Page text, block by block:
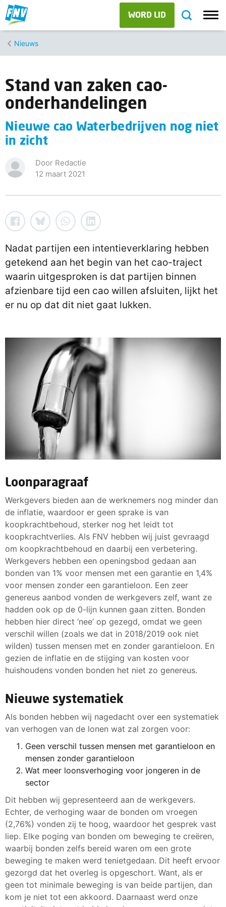
WORD LID
Nieuws
Stand van zaken cao-
onderhandelingen
Nieuwe cao Waterbedrijven nog niet
in zicht
Door Redactie
12 maart 2021
Nadat partijen een intentieverklaring hebben
getekend aan het begin van het cao-traject
waarin uitgesproken is dat partijen binnen
afzienbare tijd een cao willen afsluiten, lijkt het
er nu op dat dit niet gaat lukken.
Loonparagraaf
Werkgevers bieden aan de werknemers nog minder dan
de inflatie, waardoor er geen sprake is van
koopkrachtbehoud, sterker nog het leidt tot
koopkrachtverlies. Als FNV hebben wij juist gevraagd
om koopkrachtbehoud en daarbij een verbetering.
Werkgevers hebben een openingsbod gedaan aan
bonden van 1% voor mensen met een garantie en 1,4%
voor mensen zonder een garantieloon. Een zeer
genereus aanbod vonden de werkgevers zelf, want ze
hadden ook op de 0-lijn kunnen gaan zitten. Bonden
hebben hier direct ‘nee’ op gezegd, omdat we geen
verschil willen (zoals we dat in 2018/2019 ook niet
wilden) tussen mensen met en zonder garantieloon. En
gezien de inflatie en de stijging van kosten voor
huishoudens vonden bonden het niet zo genereus.
Nieuwe systematiek
Als bonden hebben wij nagedacht over een systematiek
van verhogen van de lonen wat zal zorgen voor:
Geen verschil tussen mensen met garantieloon en
mensen zonder garantieloon
Wat meer loonsverhoging voor jongeren in de
sector
Dit hebben wij gepresenteerd aan de werkgevers.
Echter, de verhoging waar de bonden om vroegen
(2,76%) vonden zij te hoog, waardoor het gesprek vast
liep. Elke poging van bonden om beweging te creëren,
waarbij bonden zelfs bereid waren om een grote
beweging te maken werd tenietgedaan. Dit heeft ervoor
gezorgd dat het overleg is opgeschort. Want, als er
geen tot minimale beweging is van beide partijen, dan
kom je niet tot een akkoord. Daarnaast werd onze